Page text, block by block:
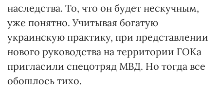
наследства. То, что он будет нескучным,
уже понятно. Учитывая богатую
украинскую практику, при представлении
нового руководства на территории ГОКа
пригласили спецотряд МВД. Но тогда все
обошлось тихо.